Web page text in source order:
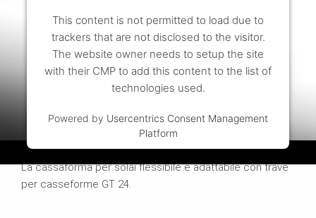
This content is not permitted to load due to
trackers that are not disclosed to the visitor.
The website owner needs to setup the site
with their CMP to add this content to the list of
technologies used.
Powered by Usercentrics Consent Management
Platform
Cassaforma per solai a travi MULTIFLEX
La cassaforma per solai flessibile e adattabile con trave
per casseforme GT 24.